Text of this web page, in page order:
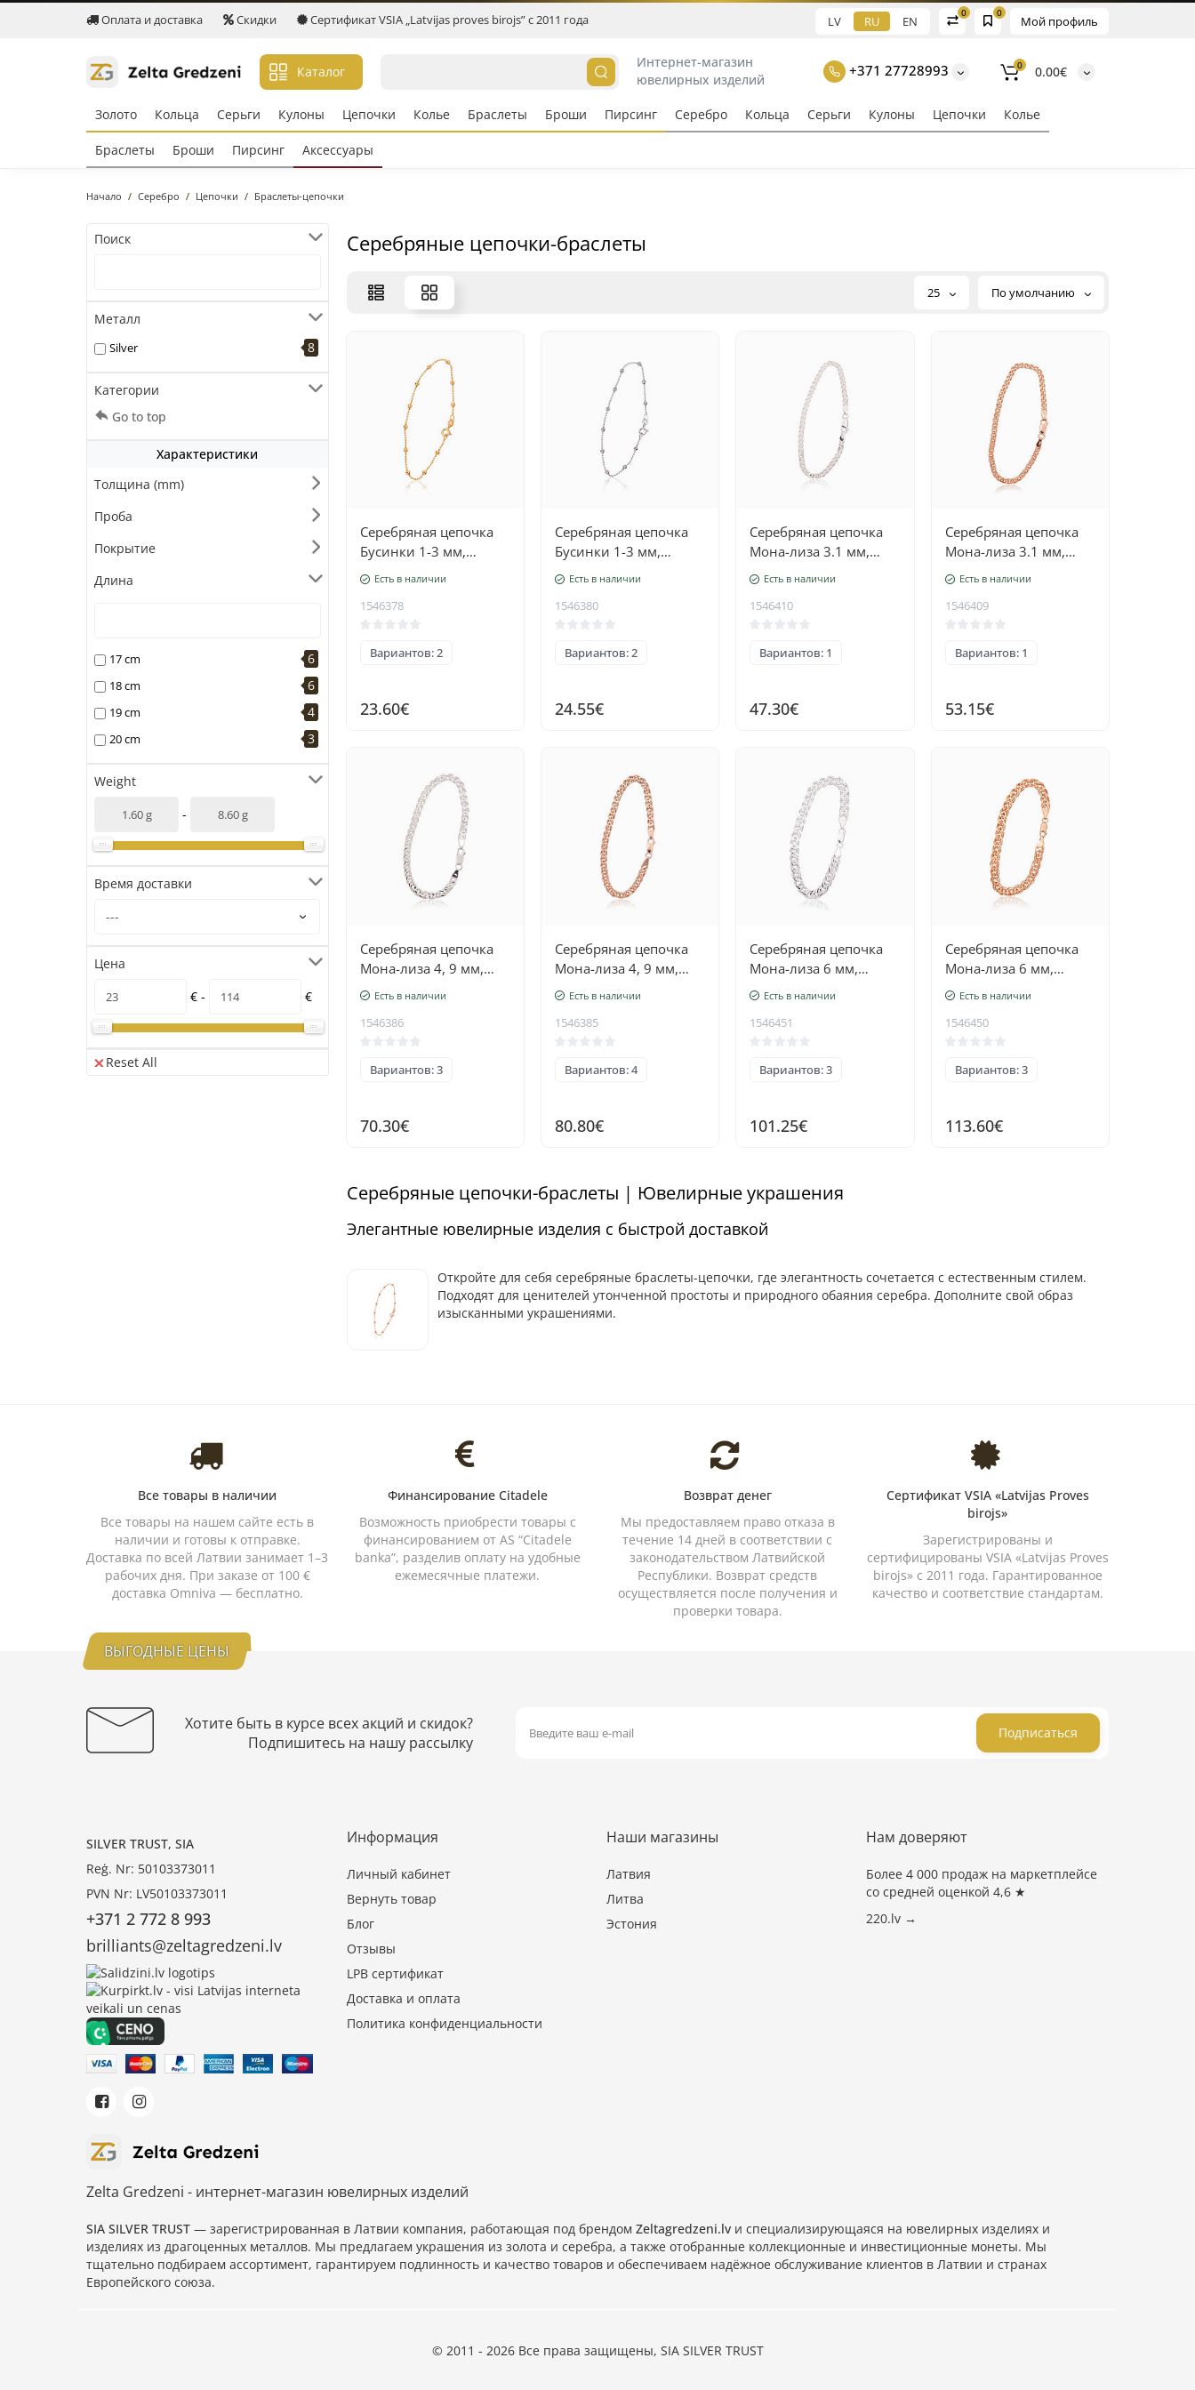
Оплата и доставка Скидки Сертификат VSIA „Latvijas proves birojs” c 2011 года Мой профиль
0
0
LV RU EN
Каталог
Интернет-магазин
ювелирных изделий
+371 27728993 0 0.00€
Золото Кольцa Серьги Кулоны Цепочки Колье Браслеты Броши Пирсинг Серебро Кольцa Серьги Кулоны Цепочки Колье
Браслеты Броши Пирсинг Аксессуары
Начало Серебро Цепочки Браслеты-цепочки
Поиск
Металл
Silver 8
Категории
Go to top
Характеристики
Толщина (mm)
Проба
Покрытие
Длина
17 cm 6
18 cm 6
19 cm 4
20 cm 3
Weight
-
Время доставки
Цена
€ -
€
Reset All
Серебряные цепочки-браслеты
25 По умолчанию
Серебряная цепочка
Бусинки 1-3 мм,
Серебро 925 проба,
(покрытие)
Есть в наличии
1546378
Вариантов: 2
23.60€
Серебряная цепочка
Бусинки 1-3 мм,
Серебро 925 проба,
Есть в наличии
1546380
Вариантов: 2
24.55€
Серебряная цепочка
Мона-лиза 3.1 мм,
алмазная обработка
проба
Есть в наличии
1546410
Вариантов: 1
47.30€
Серебряная цепочка
Мона-лиза 3.1 мм,
алмазная обработка
проба, красное золото
Есть в наличии
1546409
Вариантов: 1
53.15€
Серебряная цепочка
Мона-лиза 4, 9 мм,
алмазная обработка
проба
Есть в наличии
1546386
Вариантов: 3
70.30€
Серебряная цепочка
Мона-лиза 4, 9 мм,
алмазная обработка
проба, красное золото
Есть в наличии
1546385
Вариантов: 4
80.80€
Серебряная цепочка
Мона-лиза 6 мм,
алмазная обработка
проба
Есть в наличии
1546451
Вариантов: 3
101.25€
Серебряная цепочка
Мона-лиза 6 мм,
алмазная обработка
проба, красное золото
Есть в наличии
1546450
Вариантов: 3
113.60€
Серебряные цепочки-браслеты | Ювелирные украшения
Элегантные ювелирные изделия с быстрой доставкой
Откройте для себя серебряные браслеты-цепочки, где элегантность сочетается с естественным стилем.
Подходят для ценителей утонченной простоты и природного обаяния серебра. Дополните свой образ
изысканными украшениями.
Все товары в наличии
Все товары на нашем сайте есть в
наличии и готовы к отправке.
Доставка по всей Латвии занимает 1–3
рабочих дня. При заказе от 100 €
доставка Omniva — бесплатно.
Финансирование Citadele
Возможность приобрести товары с
финансированием от AS “Citadele
banka”, разделив оплату на удобные
ежемесячные платежи.
Возврат денег
Мы предоставляем право отказа в
течение 14 дней в соответствии с
законодательством Латвийской
Республики. Возврат средств
осуществляется после получения и
проверки товара.
Сертификат VSIA «Latvijas Proves
birojs»
Зарегистрированы и
сертифицированы VSIA «Latvijas Proves
birojs» с 2011 года. Гарантированное
качество и соответствие стандартам.
ВЫГОДНЫЕ ЦЕНЫ
Хотите быть в курсе всех акций и скидок?
Подпишитесь на нашу рассылку
Подписаться
SILVER TRUST, SIA
Reģ. Nr: 50103373011
PVN Nr: LV50103373011
+371 2 772 8 993
brilliants@zeltagredzeni.lv
Информация
Личный кабинет
Вернуть товар
Блог
Отзывы
LPB сертификат
Доставка и оплата
Политика конфиденциальности
Наши магазины
Латвия
Литва
Эстония
Нам доверяют
Более 4 000 продаж на маркетплейсе
со средней оценкой 4,6 ★
220.lv →
Zelta Gredzeni - интернет-магазин ювелирных изделий
SIA SILVER TRUST — зарегистрированная в Латвии компания, работающая под брендом Zeltagredzeni.lv и специализирующаяся на ювелирных изделиях и
изделиях из драгоценных металлов. Мы предлагаем украшения из золота и серебра, а также отобранные коллекционные и инвестиционные монеты. Мы
тщательно подбираем ассортимент, гарантируем подлинность и качество товаров и обеспечиваем надёжное обслуживание клиентов в Латвии и странах
Европейского союза.
© 2011 - 2026 Все права защищены, SIA SILVER TRUST